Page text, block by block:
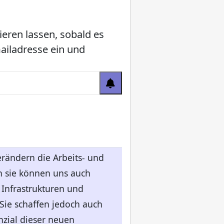
lassen, sobald es
ein und
die Arbeits- und
sie können uns auch
und
schaffen jedoch auch
dieser neuen